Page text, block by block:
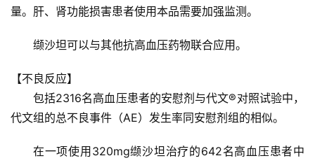
量。肝、肾功能损害患者使用本品需要加强监测。
缬沙坦可以与其他抗高血压药物联合应用。
【不良反应】
包括2316名高血压患者的安慰剂与代文®对照试验中，
代文组的总不良事件（AE）发生率同安慰剂组的相似。
在一项使用320mg缬沙坦治疗的642名高血压患者中